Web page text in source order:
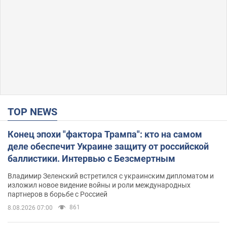
TOP NEWS
Конец эпохи "фактора Трампа": кто на самом
деле обеспечит Украине защиту от российской
баллистики. Интервью с Безсмертным
Владимир Зеленский встретился с украинским дипломатом и
изложил новое видение войны и роли международных
партнеров в борьбе с Россией
8.08.2026 07:00 861